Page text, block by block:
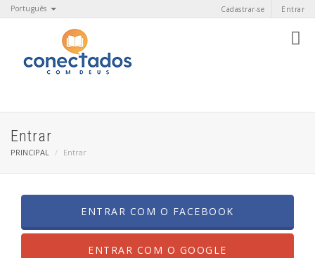
Português Entrar
Cadastrar-se
Entrar
PRINCIPAL Entrar
ENTRAR COM O FACEBOOK
ENTRAR COM O GOOGLE